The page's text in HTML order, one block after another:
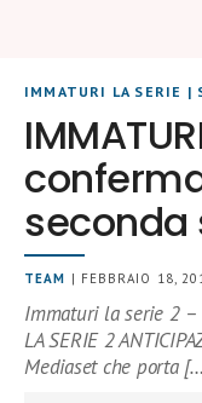
IMMATURI LA SERIE |
seconda
TEAM | FEBBRAIO 18,
Immaturi la serie 2 –
LA SERIE 2
Mediaset che porta